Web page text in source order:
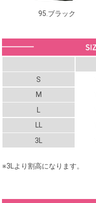
95.ブラック
S
M
3L
※3Lより割高になります。